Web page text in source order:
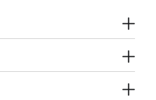
지원하는 산업/응용 분야: